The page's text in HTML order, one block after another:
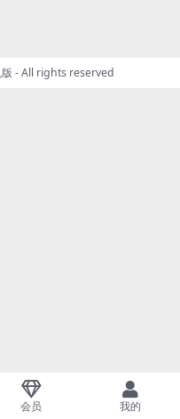
- All rights reserved
会员 我的